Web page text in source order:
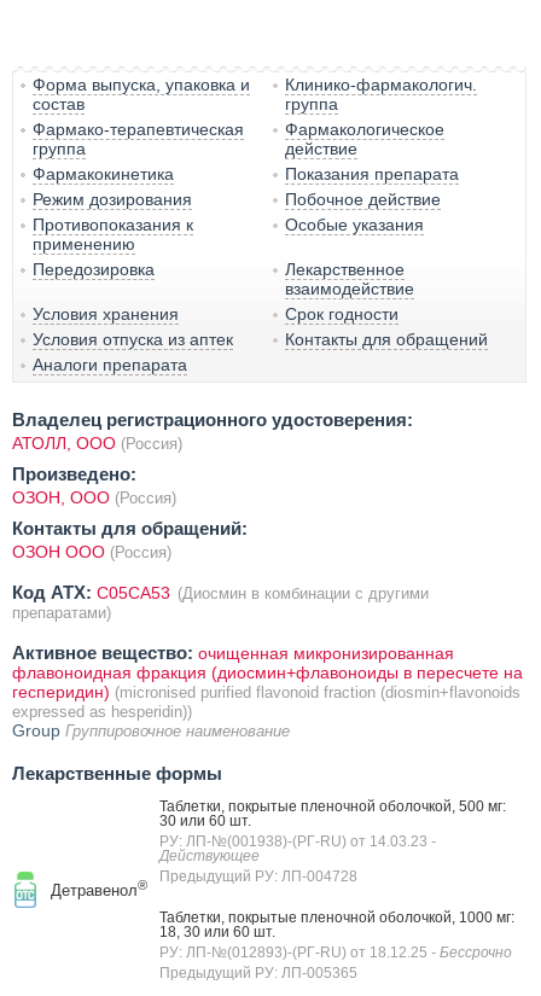
Форма выпуска, упаковка и
состав
Клинико-фармакологич.
группа
Фармако-терапевтическая
группа
Фармакологическое
действие
Фармакокинетика
Показания препарата
Режим дозирования
Побочное действие
Противопоказания к
применению
Особые указания
Передозировка
Лекарственное
взаимодействие
Условия хранения
Срок годности
Условия отпуска из аптек
Контакты для обращений
Аналоги препарата
Владелец регистрационного удостоверения:
АТОЛЛ, ООО (Россия)
Произведено:
ОЗОН, ООО (Россия)
Контакты для обращений:
ОЗОН ООО (Россия)
Код ATX: C05CA53 (Диосмин в комбинации с другими
препаратами)
Активное вещество: очищенная микронизированная
флавоноидная фракция (диосмин+флавоноиды в пересчете на
гесперидин) (micronised purified flavonoid fraction (diosmin+flavonoids
expressed as hesperidin))
Group Группировочное наименование
Лекарственные формы
Детравенол®
Таблетки, покрытые пленочной оболочкой, 500 мг:
30 или 60 шт.
РУ: ЛП-№(001938)-(РГ-RU) от 14.03.23 -
Действующее
Предыдущий РУ: ЛП-004728
Таблетки, покрытые пленочной оболочкой, 1000 мг:
18, 30 или 60 шт.
РУ: ЛП-№(012893)-(РГ-RU) от 18.12.25 - Бессрочно
Предыдущий РУ: ЛП-005365